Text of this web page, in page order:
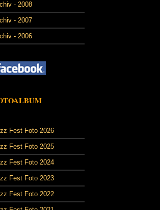
- 2008
- 2007
- 2006
Fest Foto 2026
Fest Foto 2025
Fest Foto 2024
Fest Foto 2023
Fest Foto 2022